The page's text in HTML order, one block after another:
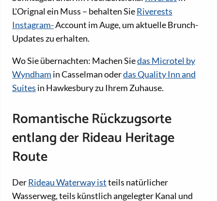
L'Orignal ein Muss – behalten SieRiverests
Instagram-Account im Auge, um aktuelle Brunch-
Updates zu erhalten.
Wo Sie übernachten: Machen Siedas Microtel by
Wyndham in Casselman oderdas Quality Inn and
Suites in Hawkesbury zu Ihrem Zuhause.
Romantische Rückzugsorte
entlang der Rideau Heritage
Route
DerRideau Waterway istteils natürlicher
Wasserweg, teils künstlich angelegter Kanal und